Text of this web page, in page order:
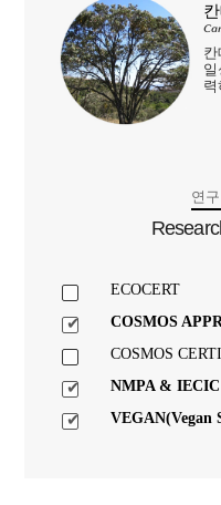
연
ECOCERT
COSMOS
COSMOS
NMPA & IECIC
VEGAN(Vegan